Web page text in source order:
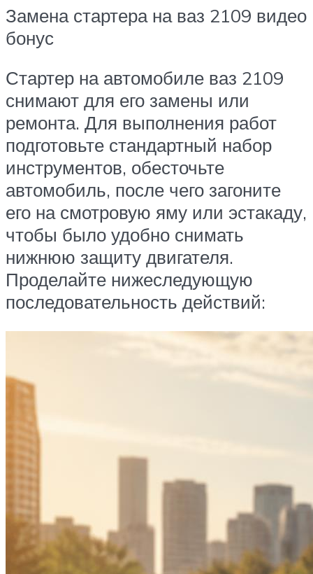
Замена стартера на ваз 2109 видео
бонус
Стартер на автомобиле ваз 2109
снимают для его замены или
ремонта. Для выполнения работ
подготовьте стандартный набор
инструментов, обесточьте
автомобиль, после чего загоните
его на смотровую яму или эстакаду,
чтобы было удобно снимать
нижнюю защиту двигателя.
Проделайте нижеследующую
последовательность действий: